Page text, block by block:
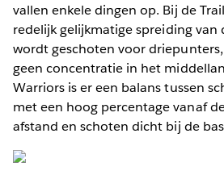
vallen enkele dingen op. Bij de
redelijk gelijkmatige spreiding van
wordt geschoten voor
geen concentratie in het
Warriors is er een balans tussen
met een hoog percentage vanaf
afstand en schoten dicht bij de